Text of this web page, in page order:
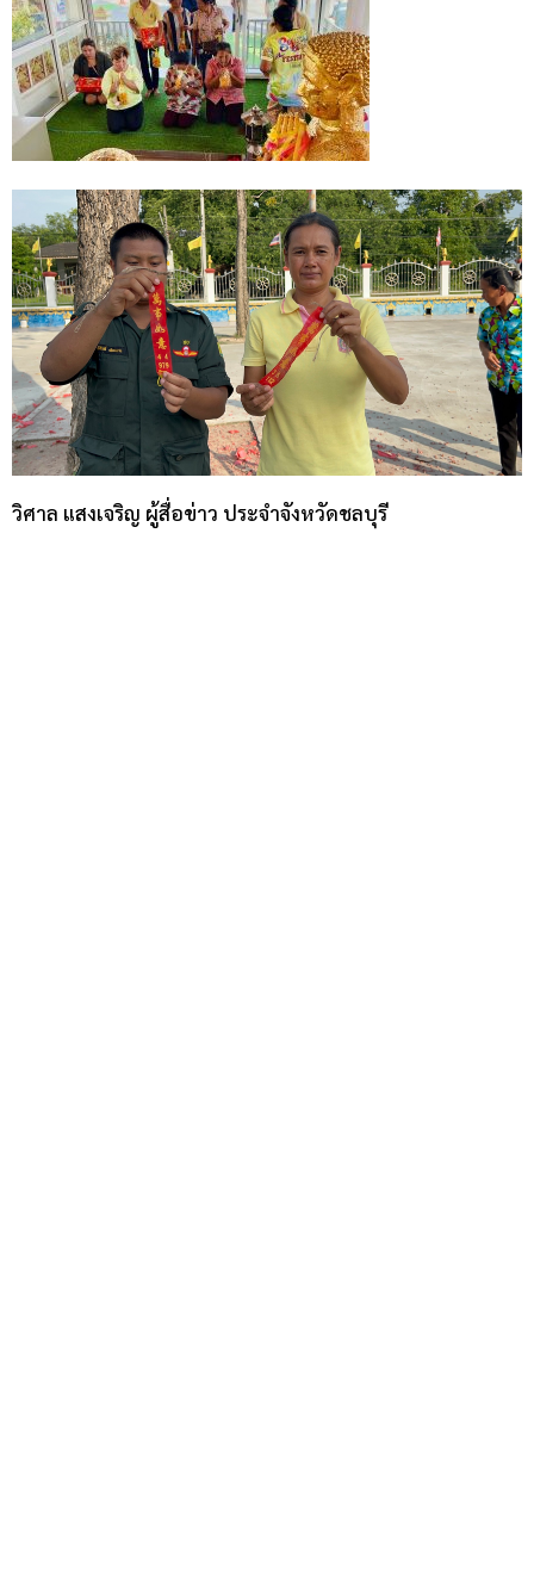
วิศาล แสงเจริญ ผู้สื่อข่าว ประจำจังหวัดชลบุรี